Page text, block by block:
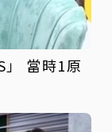
」 當時1原